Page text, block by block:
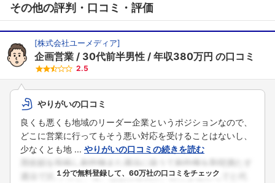
その他の評判・口コミ・評価
[株式会社ユーメディア]
企画営業 30代前半男性 年収380万円 の口コミ
2.5
やりがいの口コミ
良くも悪くも地域のリーダー企業というポジションなので、
どこに営業に行ってもそう悪い対応を受けることはないし、
少なくとも地 ... やりがいの口コミの続きを読む
１分で無料登録して、60万社の口コミをチェック